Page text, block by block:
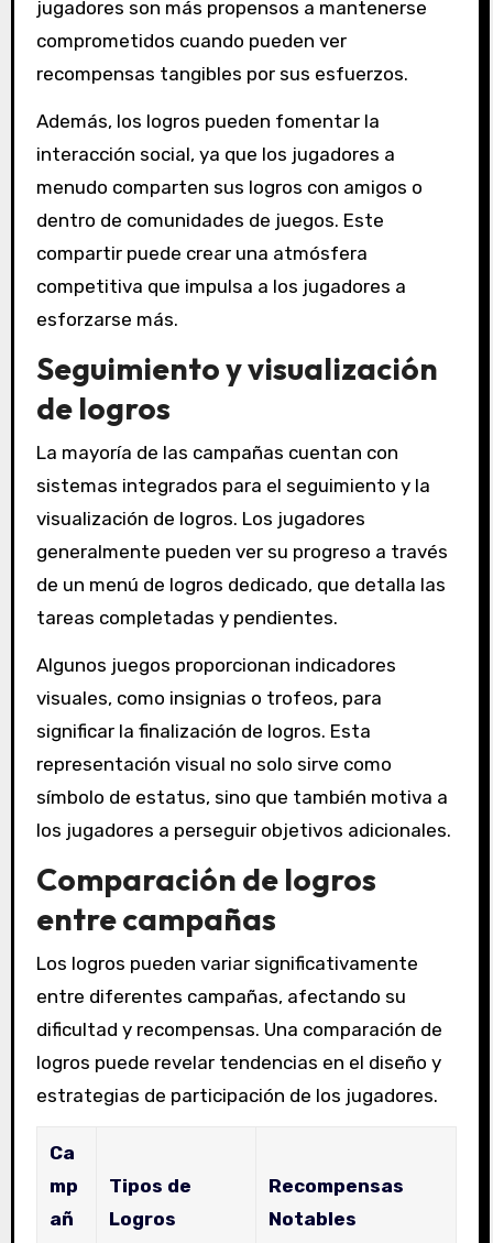
jugadores son más propensos a mantenerse
comprometidos cuando pueden ver
recompensas tangibles por sus esfuerzos.
Además, los logros pueden fomentar la
interacción social, ya que los jugadores a
menudo comparten sus logros con amigos o
dentro de comunidades de juegos. Este
compartir puede crear una atmósfera
competitiva que impulsa a los jugadores a
esforzarse más.
Seguimiento y visualización
de logros
La mayoría de las campañas cuentan con
sistemas integrados para el seguimiento y la
visualización de logros. Los jugadores
generalmente pueden ver su progreso a través
de un menú de logros dedicado, que detalla las
tareas completadas y pendientes.
Algunos juegos proporcionan indicadores
visuales, como insignias o trofeos, para
significar la finalización de logros. Esta
representación visual no solo sirve como
símbolo de estatus, sino que también motiva a
los jugadores a perseguir objetivos adicionales.
Comparación de logros
entre campañas
Los logros pueden variar significativamente
entre diferentes campañas, afectando su
dificultad y recompensas. Una comparación de
logros puede revelar tendencias en el diseño y
estrategias de participación de los jugadores.
Ca
mp
añ
Tipos de
Logros
Recompensas
Notables